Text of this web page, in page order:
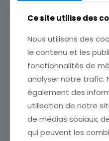
Pays
Thème
Paysage, Vue
CARTE POSTALE TONKIN
REGION DE CAOBANG VUE
DU POSTE DE TRUNG KAN
PHU
ÉTAT VOIR SCAN Cumulez
vos achats en visitant ma
boutique afin de réduire
vos frais de port. Emballage
Ce site utilise des
Nous utilisons des
le contenu et les
fonctionnalités de
analyser notre trafic.
également des
utilisation de notre
de médias sociaux,
qui peuvent les